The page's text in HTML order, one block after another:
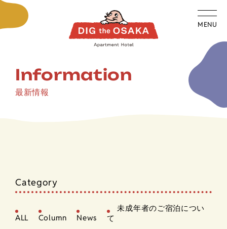
MENU
Information
最新情報
Category
ALL Column News
未成年者のご宿泊につい
て